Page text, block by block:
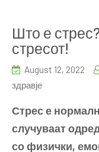
Што е
стресот!
August 12, 2022
здравје
Стрес е
случуваат
со физички,